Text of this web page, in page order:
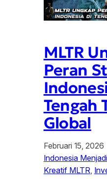
MLTR
Peran
Tengah
Global
Februari 15, 2026
Indonesia
Kreatif MLTR